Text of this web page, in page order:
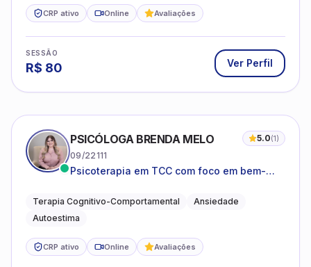
CRP ativo Online Avaliações
SESSÃO
R$ 80 Ver Perfil
PSICÓLOGA BRENDA MELO 5.0(1)
09/22111
Psicoterapia em TCC com foco em bem-
o cotidiano
Terapia Cognitivo-Comportamental
Ansiedade
Autoestima
CRP ativo Online Avaliações